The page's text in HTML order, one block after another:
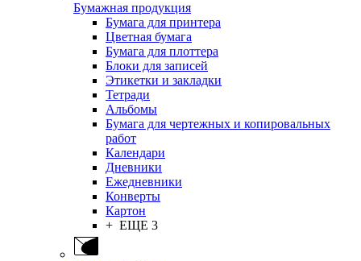
Бумажная продукция
Бумага для принтера
Цветная бумага
Бумага для плоттера
Блоки для записей
Этикетки и закладки
Тетради
Альбомы
Бумага для чертежных и копировальных
работ
Календари
Дневники
Ежедневники
Конверты
Картон
+ ЕЩЕ 3